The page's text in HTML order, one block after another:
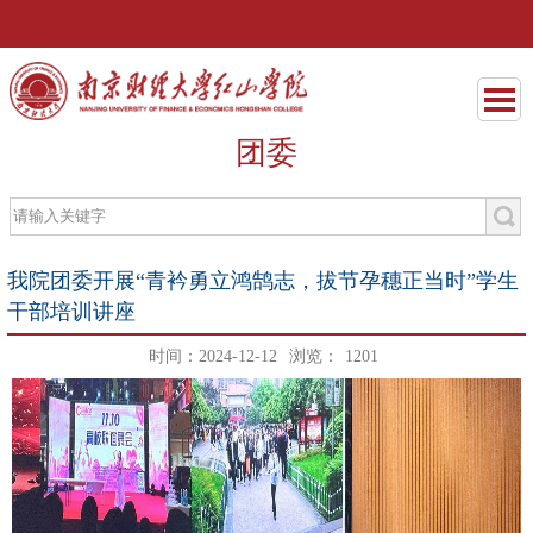
团委
我院团委开展“青衿勇立鸿鹄志，拔节孕穗正当时”学生
干部培训讲座
时间：2024-12-12 浏览： 1201